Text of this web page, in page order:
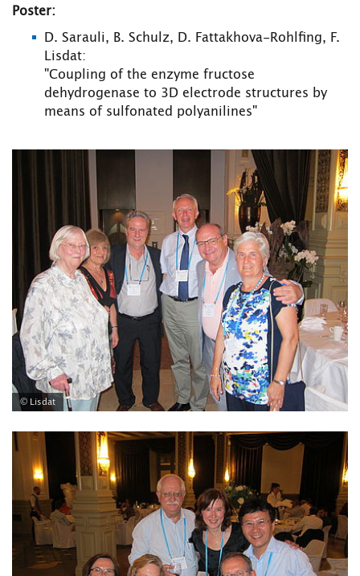
Poster:
D. Sarauli, B. Schulz, D. Fattakhova-Rohlfing, F.
Lisdat:
"Coupling of the enzyme fructose
dehydrogenase to 3D electrode structures by
means of sulfonated polyanilines"
© Lisdat